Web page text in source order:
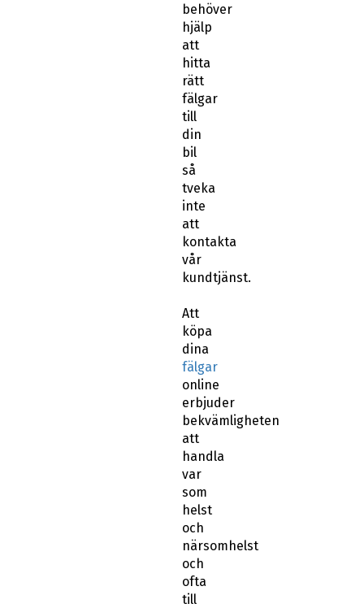
behöver
hjälp
att
hitta
rätt
fälgar
till
din
bil
så
tveka
inte
att
kontakta
vår
kundtjänst.
Att
köpa
dina
fälgar
online
erbjuder
bekvämligheten
att
handla
var
som
helst
och
närsomhelst
och
ofta
till